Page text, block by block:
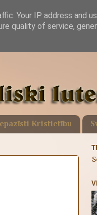
Kristietību
Your IP address and
quality of service,